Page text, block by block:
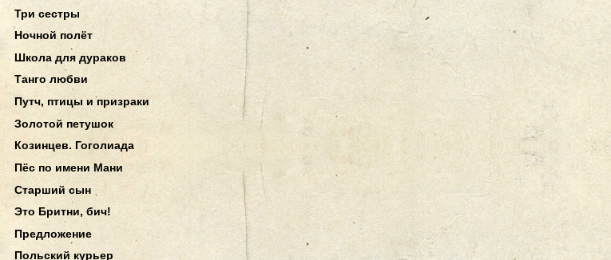
Три сестры
Ночной полёт
Школа для дураков
Танго любви
Путч, птицы и призраки
Золотой петушок
Козинцев. Гоголиада
Пёс по имени Мани
Старший сын
Это Бритни, бич!
Предложение
Польский курьер